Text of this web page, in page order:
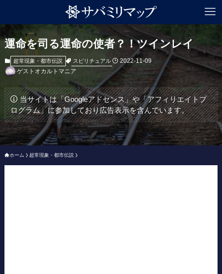
運命を司る運命の使者？！ツインレイ
超常現象・都市伝説 スピリチュアル
2022-11-09
ゲストオカルトマニア
当サイトは「Googleアドセンス」や「アフィリエイトプ
ログラム」に参加しており広告表示を含んでいます。
ホーム 超常現象・都市伝説